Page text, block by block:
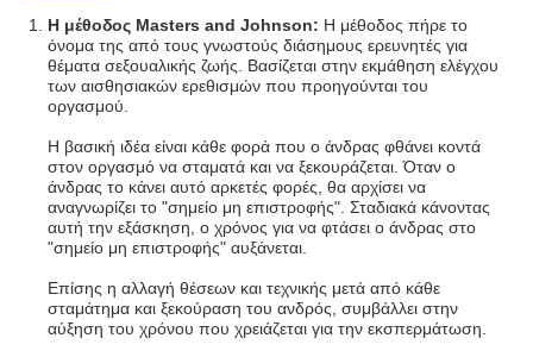
Η μέθοδος Masters and Johnson: Η μέθοδος πήρε το
όνομα της από τους γνωστούς διάσημους ερευνητές για
θέματα σεξουαλικής ζωής. Βασίζεται στην εκμάθηση ελέγχου
των αισθησιακών ερεθισμών που προηγούνται του
οργασμού.
Η βασική ιδέα είναι κάθε φορά που ο άνδρας φθάνει κοντά
στον οργασμό να σταματά και να ξεκουράζεται. Όταν ο
άνδρας το κάνει αυτό αρκετές φορές, θα αρχίσει να
αναγνωρίζει το "σημείο μη επιστροφής". Σταδιακά κάνοντας
αυτή την εξάσκηση, ο χρόνος για να φτάσει ο άνδρας στο
"σημείο μη επιστροφής" αυξάνεται.
Επίσης η αλλαγή θέσεων και τεχνικής μετά από κάθε
σταμάτημα και ξεκούραση του ανδρός, συμβάλλει στην
αύξηση του χρόνου που χρειάζεται για την εκσπερμάτωση.